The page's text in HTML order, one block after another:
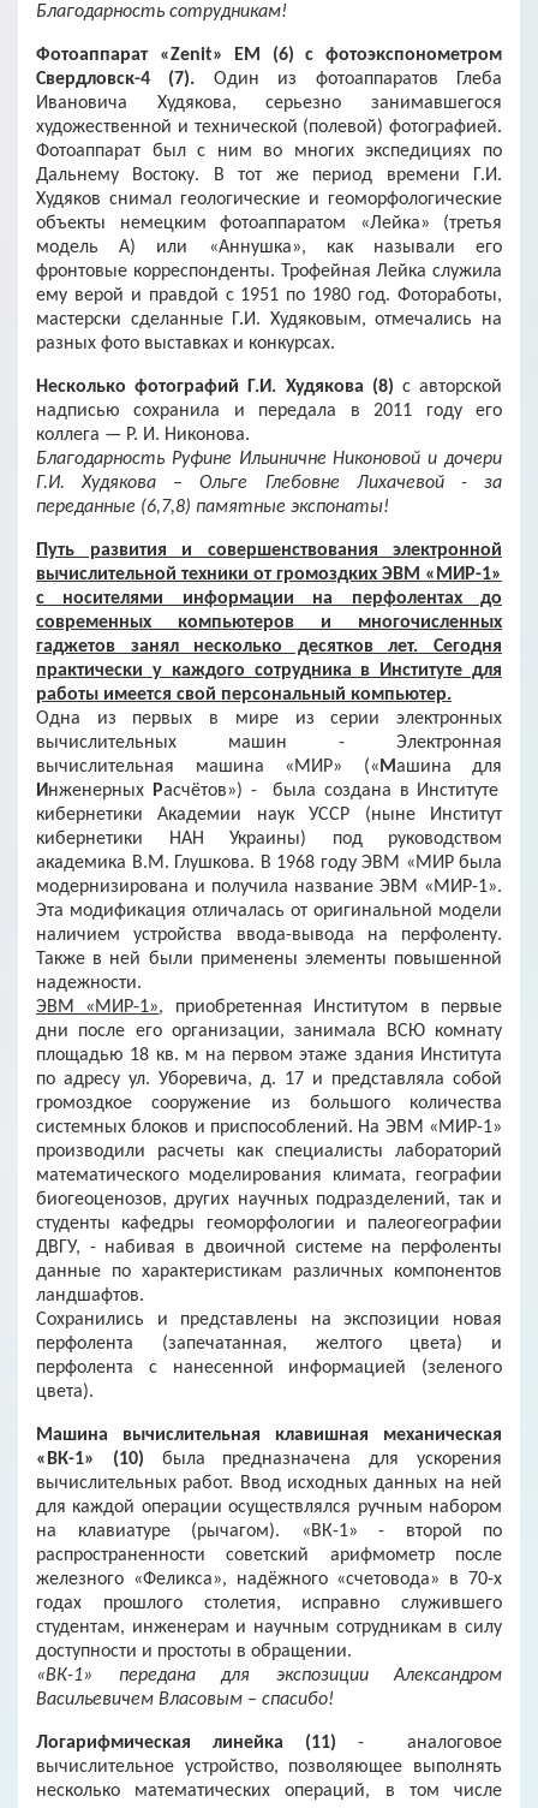
Благодарность сотрудникам!
Фотоаппарат «Zenit» EM (6) с фотоэкспонометром
Свердловск-4 (7). Один из фотоаппаратов Глеба
Ивановича Худякова, серьезно занимавшегося
художественной и технической (полевой) фотографией.
Фотоаппарат был с ним во многих экспедициях по
Дальнему Востоку. В тот же период времени Г.И.
Худяков снимал геологические и геоморфологические
объекты немецким фотоаппаратом «Лейка» (третья
модель А) или «Аннушка», как называли его
фронтовые корреспонденты. Трофейная Лейка служила
ему верой и правдой с 1951 по 1980 год. Фотоработы,
мастерски сделанные Г.И. Худяковым, отмечались на
разных фото выставках и конкурсах.
Несколько фотографий Г.И. Худякова (8) с авторской
надписью сохранила и передала в 2011 году его
коллега — Р. И. Никонова.
Благодарность Руфине Ильиничне Никоновой и дочери
Г.И. Худякова – Ольге Глебовне Лихачевой - за
переданные (6,7,8) памятные экспонаты!
Путь развития и совершенствования электронной
вычислительной техники от громоздких ЭВМ «МИР-1»
с носителями информации на перфолентах до
современных компьютеров и многочисленных
гаджетов занял несколько десятков лет. Сегодня
практически у каждого сотрудника в Институте для
работы имеется свой персональный компьютер.
Одна из первых в мире из серии электронных
вычислительных машин - Электронная
вычислительная машина «МИР»
(«Машина
для
Инженерных Расчётов») - была создана в Институте
кибернетики Академии наук УССР (ныне Институт
кибернетики НАН Украины) под руководством
академика В.М. Глушкова. В 1968 году ЭВМ «МИР была
модернизирована и получила название ЭВМ «МИР-1».
Эта модификация отличалась от оригинальной модели
наличием устройства ввода-вывода на перфоленту.
Также в ней были применены элементы повышенной
надежности.
ЭВМ «МИР-1», приобретенная Институтом в первые
дни после его организации, занимала ВСЮ комнату
площадью 18 кв. м на первом этаже здания Института
по адресу ул. Уборевича, д. 17 и представляла собой
громоздкое сооружение из большого количества
системных блоков и приспособлений. На ЭВМ «МИР-1»
производили расчеты как специалисты лабораторий
математического моделирования климата, географии
биогеоценозов, других научных подразделений, так и
студенты кафедры геоморфологии и палеогеографии
ДВГУ, - набивая в двоичной системе на перфоленты
данные по характеристикам различных компонентов
ландшафтов.
Сохранились и представлены на экспозиции новая
перфолента (запечатанная, желтого цвета) и
перфолента с нанесенной информацией (зеленого
цвета).
Машина вычислительная клавишная механическая
«ВК-1» (10) была предназначена для ускорения
вычислительных работ. Ввод исходных данных на ней
для каждой операции осуществлялся ручным набором
на клавиатуре (рычагом). «ВК-1» - второй по
распространенности советский арифмометр после
железного «Феликса», надёжного «счетовода» в 70-х
годах прошлого столетия, исправно служившего
студентам, инженерам и научным сотрудникам в силу
доступности и простоты в обращении.
«ВК-1» передана для экспозиции Александром
Васильевичем Власовым – спасибо!
Логарифмическая линейка (11) - аналоговое
вычислительное устройство, позволяющее выполнять
несколько математических операций, в том числе